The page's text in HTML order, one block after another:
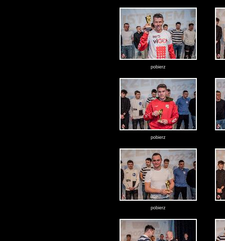
pobierz
pobierz
pobierz